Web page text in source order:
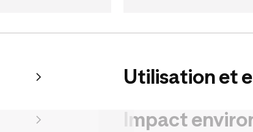
Utilisation et
Impact